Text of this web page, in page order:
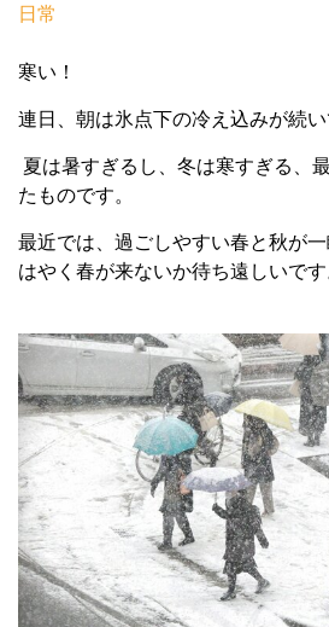
日常
寒い！
連日、朝は氷点下の冷え込みが続い
夏は暑すぎるし、冬は寒すぎる、
たものです。
最近では、過ごしやすい春と秋が一
はやく春が来ないか待ち遠しいです